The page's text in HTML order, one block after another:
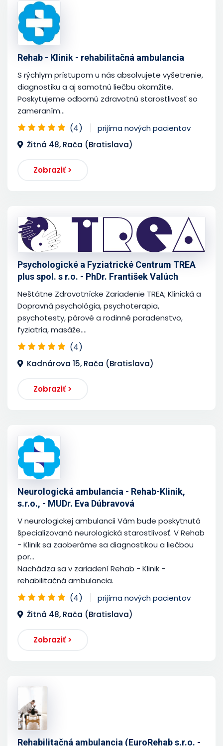
Rehab - Klinik - rehabilitačná ambulancia
S rýchlym prístupom u nás absolvujete vyšetrenie,
diagnostiku a aj samotnú liečbu okamžite.
Poskytujeme odbornú zdravotnú starostlivosť so
zameraním...
(4)
prijíma nových pacientov
Žitná 48, Rača (Bratislava)
Zobraziť >
Psychologické a Fyziatrické Centrum TREA
plus spol. s r.o. - PhDr. František Valúch
Neštátne Zdravotnícke Zariadenie TREA; Klinická a
Dopravná psychológia, psychoterapia,
psychotesty, párové a rodinné poradenstvo,
fyziatria, masáže....
(4)
Kadnárova 15, Rača (Bratislava)
Zobraziť >
Neurologická ambulancia - Rehab-Klinik,
s.r.o., - MUDr. Eva Dúbravová
V neurologickej ambulancii Vám bude poskytnutá
špecializovaná neurologická starostlivosť. V Rehab
- Klinik sa zaoberáme sa diagnostikou a liečbou
por...
Nachádza sa v zariadení Rehab - Klinik -
rehabilitačná ambulancia.
(4)
prijíma nových pacientov
Žitná 48, Rača (Bratislava)
Zobraziť >
Rehabilitačná ambulancia (EuroRehab s.r.o. -